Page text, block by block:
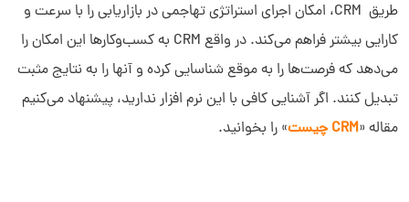
طریق CRM، امکان اجرای استراتژی تهاجمی در بازاریابی را با سرعت و
کارایی بیشتر فراهم می‌کند. در واقع CRM به کسب‌وکارها این امکان را
می‌دهد که فرصت‌ها را به ‌موقع شناسایی کرده و آنها را به نتایج مثبت
تبدیل کنند. اگر آشنایی کافی با این نرم افزار ندارید، پیشنهاد می‌کنیم
مقاله «CRM چیست » را بخوانید.